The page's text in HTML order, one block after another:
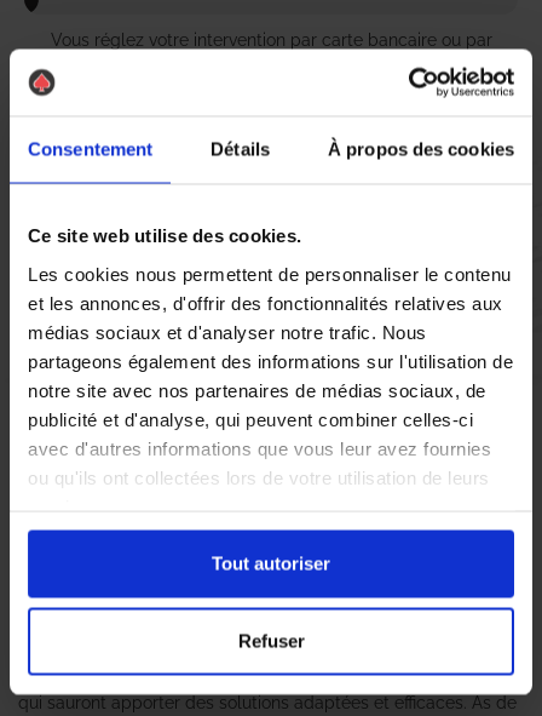
Consentement Détails À propos des cookies
Ce site web utilise des cookies.
Les cookies nous permettent de personnaliser le contenu
et les annonces, d'offrir des fonctionnalités relatives aux
médias sociaux et d'analyser notre trafic. Nous
partageons également des informations sur l'utilisation de
notre site avec nos partenaires de médias sociaux, de
publicité et d'analyse, qui peuvent combiner celles-ci
avec d'autres informations que vous leur avez fournies
ou qu'ils ont collectées lors de votre utilisation de leurs
Tout autoriser
Refuser
Vous réglez votre intervention par carte bancaire ou par
chèque, un reçu CB et une facture vous sont envoyés par
Vous évaluez la prestation
Vous recevez une demande d’évaluation de votre expérience
avec l’équipe AS DE PIC.
Nous avons pensé à tout
peuvent engendrer des désagréments variés,
allant des nuisances sonores à des dégradations importantes
leurs déjections. Pour faire face à cette problématique, il est
crucial de faire appel à desprofessionnels en dépigeonnage
qui sauront apporter des solutions adaptées et efficaces. As de